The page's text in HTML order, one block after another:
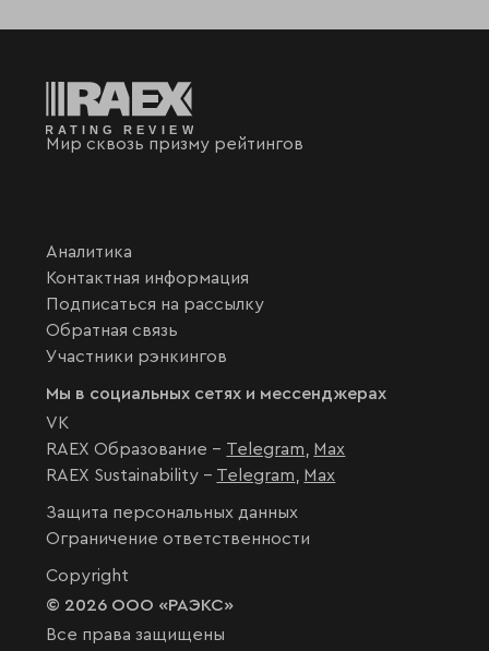
Мир сквозь призму рейтингов
Аналитика
Контактная информация
Подписаться на рассылку
Обратная связь
Участники рэнкингов
Мы в социальных сетях и мессенджерах
VK
RAEX Образование – Telegram
Max
RAEX Sustainability – Telegram Max
Защита персональных данных
Ограничение ответственности
Copyright
© 2026 ООО «РАЭКС»
Все права защищены